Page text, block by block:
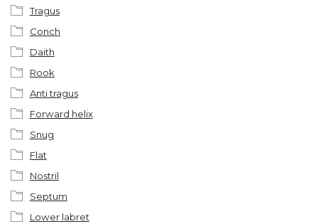
Tragus
Conch
Daith
Rook
Anti tragus
Forward helix
Snug
Flat
Nostril
Septum
Lower labret